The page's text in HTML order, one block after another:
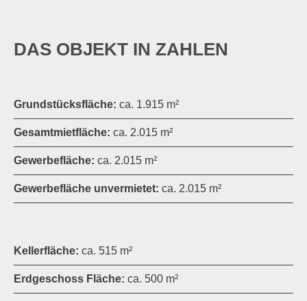
DAS OBJEKT IN ZAHLEN
Grundstücksfläche: ca. 1.915 m²
Gesamtmietfläche: ca. 2.015 m²
Gewerbefläche: ca. 2.015 m²
Gewerbefläche unvermietet: ca. 2.015 m²
Kellerfläche: ca. 515 m²
Erdgeschoss Fläche: ca. 500 m²